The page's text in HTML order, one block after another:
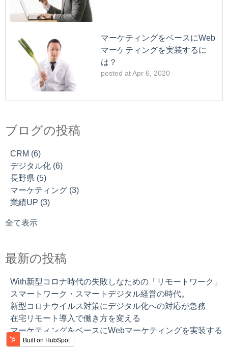
マーケティングをベースにWeb
マーケティングを実装するに
は？
posted at Apr 6, 2020
With新型コロナ時代の失敗しなための「リモートワーク」
顧客という世界地図でマーケティングする
在宅リモート導入で働き方を変える
CRMは業務の合理性の追求ではなく、効果性を追求するシ
ステムです。
営業担当の働く時間の25.5%を「ムダ」であるとの調査結
スマートワーク・スマートデジタル経営の時代。
エクセルで戦略的な顧客できますか？完全無料の戦略的
CRMがあるのご存知ですか？
長野県 (5)
業績UP(3)
SEO対策(2)
ECサイト(1)
インバウンドマーケティング
ランディングページ
ブログの投稿
CRM (6)
デジタル化 (6)
長野県 (5)
マーケティング (3)
業績UP (3)
全て表示
最新の投稿
With新型コロナ時代の失敗しなための「リモートワーク」
スマートワーク・スマートデジタル経営の時代。
新型コロナウイルス対策にデジタル化への対応が急務
在宅リモート導入で働き方を変える
マーケティングをベースにWebマーケティングを実装する
には？